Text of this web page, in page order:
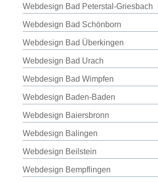
Webdesign Bad Peterstal-Griesbach
Webdesign Bad Schönborn
Webdesign Bad Überkingen
Webdesign Bad Urach
Webdesign Bad Wimpfen
Webdesign Baden-Baden
Webdesign Baiersbronn
Webdesign Balingen
Webdesign Beilstein
Webdesign Bempflingen